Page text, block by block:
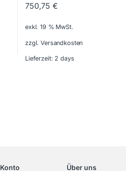
750,75€
exkl. 19 % MwSt.
zzgl. Versandkosten
Lieferzeit: 2 days
Konto Über uns